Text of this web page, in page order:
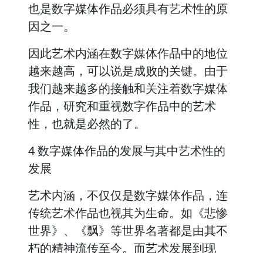
也是数字媒体作品必须具有艺术性的原
因之一。
因此艺术内涵在数字媒体作品中的地位
越来越高，可以说是成败的关键。由于
我们越来越多的接触和关注着数字媒体
作品，研究和重视数字作品中的艺术
性，也就是必然的了。
4 数字媒体作品的发展与其中艺术性的
发展
艺术内涵，不仅仅是数字媒体作品，连
传统艺术作品也视其为生命。如《悲惨
世界》、《飘》等世界名著都是由其不
朽的精神流传至今。而艺术发展到现